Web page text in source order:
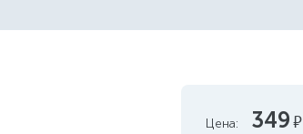
Цена: 349руб.